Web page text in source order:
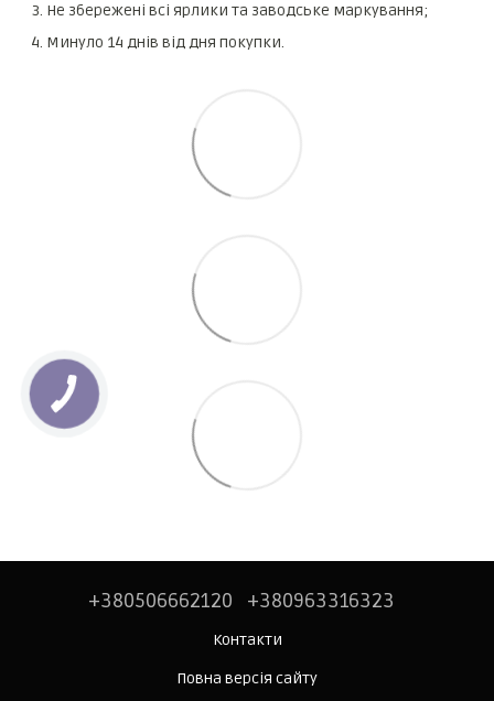
Не збережені всі ярлики та заводське маркування;
Минуло 14 днів від дня покупки.
+380506662120 +380963316323
Контакти
Повна версія сайту